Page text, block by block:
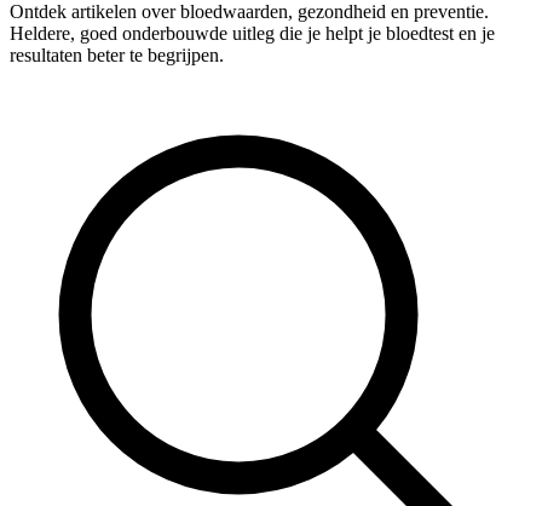
Ontdek artikelen over bloedwaarden, gezondheid en preventie.
Heldere, goed onderbouwde uitleg die je helpt je bloedtest en je
resultaten beter te begrijpen.